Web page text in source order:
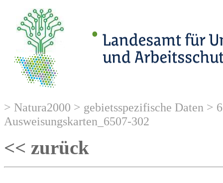
> Natura2000 > gebietsspezifische Daten >
Ausweisungskarten_6507-302
<< zurück